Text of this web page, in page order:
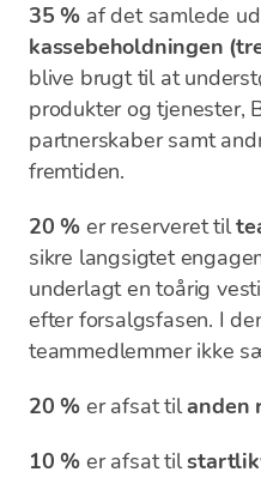
35 % af det samlede
kassebeholdningen
blive brugt til at
produkter og tjenester,
partnerskaber samt
fremtiden.
20 % er reserveret til
sikre langsigtet
underlagt en toårig
efter forsalgsfasen. I
teammedlemmer ikke
20 % er afsat tilanden
10 % er afsat til